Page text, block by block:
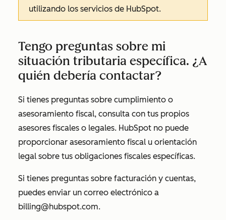
utilizando los servicios de HubSpot.
Tengo preguntas sobre mi
situación tributaria específica. ¿A
quién debería contactar?
Si tienes preguntas sobre cumplimiento o
asesoramiento fiscal, consulta con tus propios
asesores fiscales o legales. HubSpot no puede
proporcionar asesoramiento fiscal u orientación
legal sobre tus obligaciones fiscales específicas.
Si tienes preguntas sobre facturación y cuentas,
puedes enviar un correo electrónico a
billing@hubspot.com.